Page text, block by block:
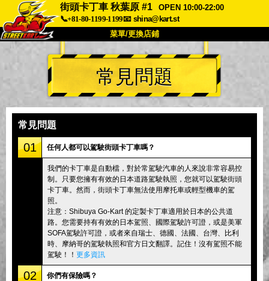
街頭卡丁車 秋葉原 #1
OPEN 10:00-22:00
📞+81-80-1199-1199📧 shina@kart.st
菜單/更換店鋪
首頁
關於我們 規格 價格
顧客評價
公司
更換店鋪
東京 品川 #1 東京 秋葉原 #1
東京 秋葉原 #2 東京 澀谷
東京 澀谷分店
東京 淺草 大阪
沖繩
常見問題
常見問題
01 任何人都可以駕駛街頭卡丁車嗎？
我們的卡丁車是自動檔，對於常駕駛汽車的人來說非常容易控
制。只要您擁有有效的日本道路駕駛執照，您就可以駕駛街頭
卡丁車。然而，街頭卡丁車無法使用摩托車或輕型機車的駕
照。
注意：Shibuya Go-Kart 的定製卡丁車適用於日本的公共道
路。您需要持有有效的日本駕照、國際駕駛許可證，或是美軍
SOFA駕駛許可證，或者來自瑞士、德國、法國、台灣、比利
時、摩納哥的駕駛執照和官方日文翻譯。記住！沒有駕照不能
駕駛！！ 更多資訊
02 你們有保險嗎？